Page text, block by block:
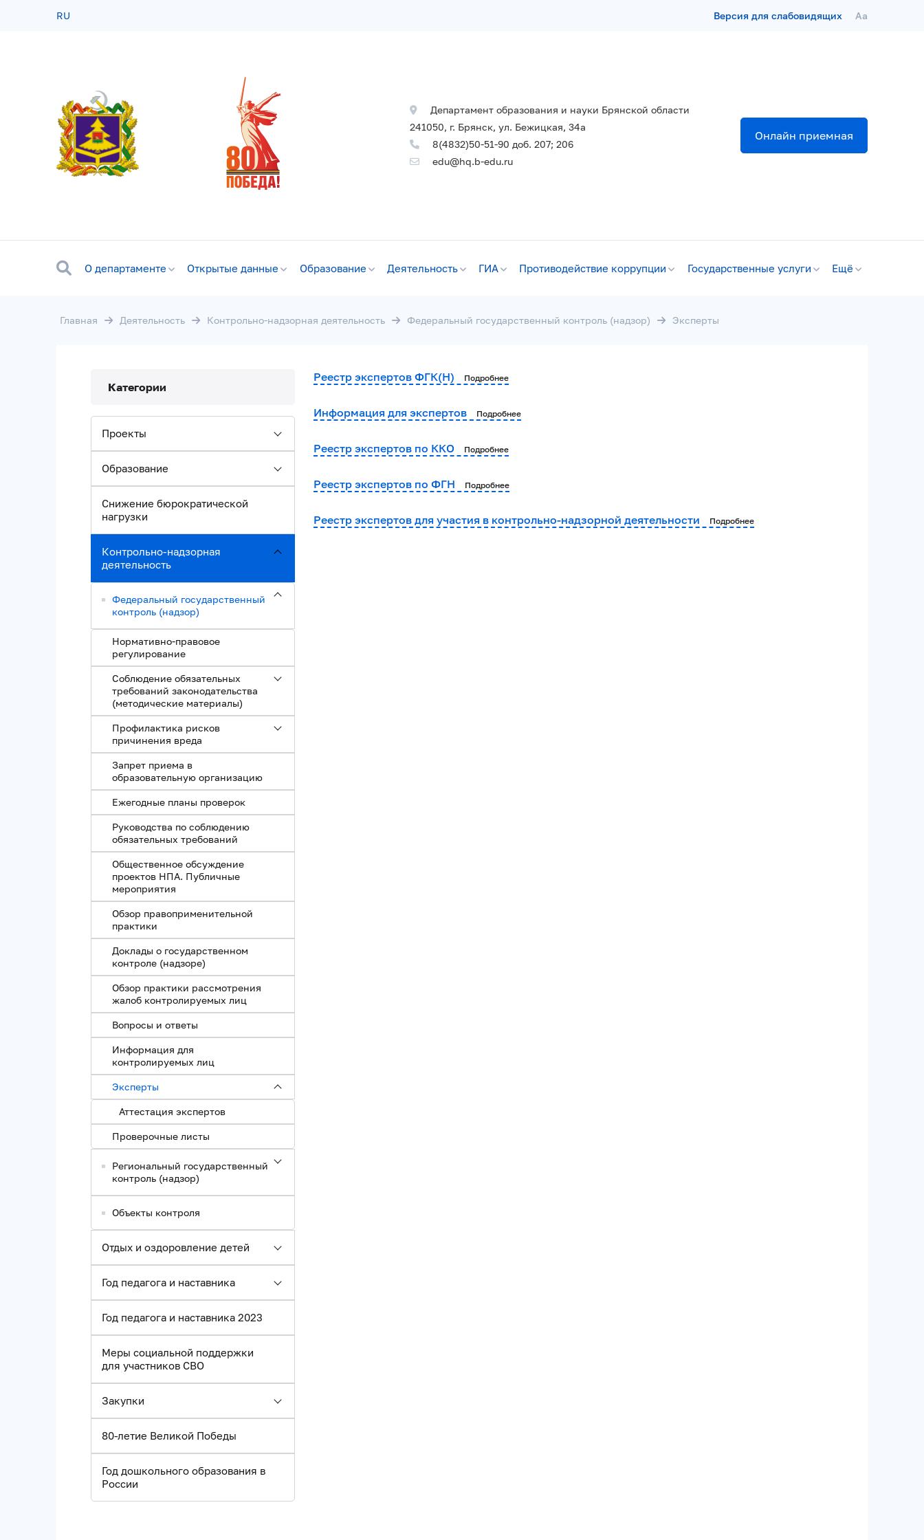
RU Версия для слабовидящих Aa
Департамент образования и науки Брянской области
241050, г. Брянск, ул. Бежицкая, 34а
8(4832)50-51-90 доб. 207; 206
edu@hq.b-edu.ru
Онлайн приемная
О департаменте Открытые данные Образование Деятельность ГИА Противодействие коррупции Государственные услуги Ещё
Главная Деятельность Контрольно-надзорная деятельность Федеральный государственный контроль (надзор) Эксперты
Категории
Проекты
Образование
Снижение бюрократической
нагрузки
Контрольно-надзорная
деятельность
Федеральный государственный
контроль (надзор)
Нормативно-правовое
регулирование
Соблюдение обязательных
требований законодательства
(методические материалы)
Профилактика рисков
причинения вреда
Запрет приема в
образовательную организацию
Ежегодные планы проверок
Руководства по соблюдению
обязательных требований
Общественное обсуждение
проектов НПА. Публичные
мероприятия
Обзор правоприменительной
практики
Доклады о государственном
контроле (надзоре)
Обзор практики рассмотрения
жалоб контролируемых лиц
Вопросы и ответы
Информация для
контролируемых лиц
Эксперты
Аттестация экспертов
Проверочные листы
Региональный государственный
контроль (надзор)
Объекты контроля
Отдых и оздоровление детей
Год педагога и наставника
Год педагога и наставника 2023
Меры социальной поддержки
для участников СВО
Закупки
80-летие Великой Победы
Год дошкольного образования в
России
Реестр экспертов ФГК(Н) Подробнее
Информация для экспертов Подробнее
Реестр экспертов по ККО Подробнее
Реестр экспертов по ФГН Подробнее
Реестр экспертов для участия в контрольно-надзорной деятельности Подробнее